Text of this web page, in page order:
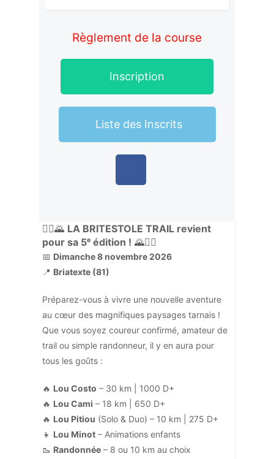
Règlement de la course
Inscription
Liste des Inscrits
🏃‍♂️🌄 LA BRITESTOLE TRAIL revient
pour sa 5ᵉ édition ! 🌄🏃‍♀️
📅 Dimanche 8 novembre 2026
📍 Briatexte (81)
Préparez-vous à vivre une nouvelle aventure
au cœur des magnifiques paysages tarnais !
Que vous soyez coureur confirmé, amateur de
trail ou simple randonneur, il y en aura pour
tous les goûts :
🔥 Lou Costo – 30 km | 1000 D+
🔥 Lou Cami – 18 km | 650 D+
🔥 Lou Pitiou (Solo & Duo) – 10 km | 275 D+
👧 Lou Minot – Animations enfants
🥾 Randonnée – 8 ou 10 km au choix